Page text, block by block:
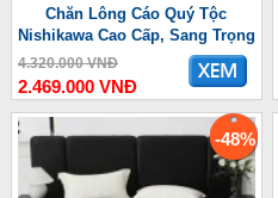
Chăn Lông Cáo Quý Tộc
Nishikawa Cao Cấp, Sang Trọng
4.320.000 VNĐ
2.469.000 VNĐ
-48%